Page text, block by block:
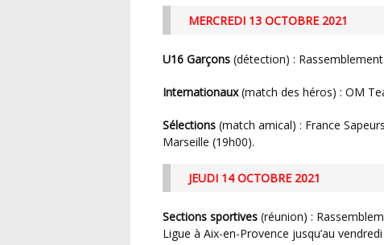
MERCREDI 13 OCTOBRE 2021
U16 Garçons (détection) :
Internationaux(match des héros) : OM
Sélections (match amical) : France
Marseille (19h00).
JEUDI 14 OCTOBRE 2021
Sections sportives (réunion) :
Ligue à Aix-en-Provence jusqu’au